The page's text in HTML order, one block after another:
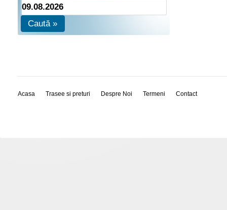
Caută »
Acasa Trasee si preturi Despre Noi Termeni Contact